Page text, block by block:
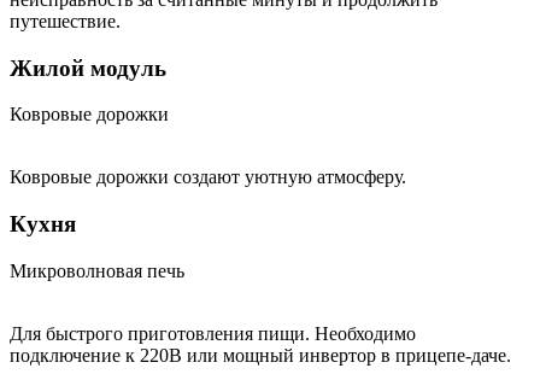
путешествие.
Жилой модуль
Ковровые дорожки
Ковровые дорожки создают уютную атмосферу.
Кухня
Микроволновая печь
Для быстрого приготовления пищи. Необходимо
подключение к 220В или мощный инвертор в прицепе-даче.